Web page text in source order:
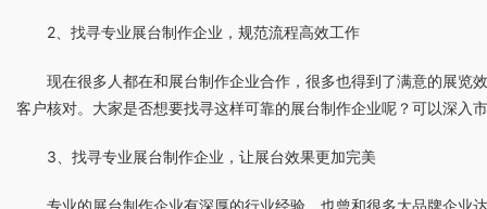
2、找寻专业展台制作企业，规范流程高效工作
现在很多人都在和展台制作企业合作，很多也得到了满意的展览
客户核对。大家是否想要找寻这样可靠的展台制作企业呢？可以深入
3、找寻专业展台制作企业，让展台效果更加完美